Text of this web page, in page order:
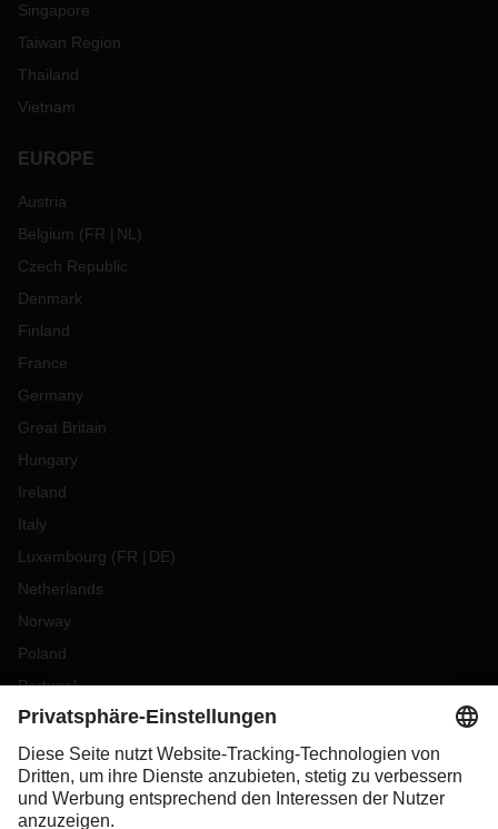
Singapore
Taiwan Region
Thailand
Vietnam
EUROPE
Austria
Belgium (FR NL )
Czech Republic
Denmark
Finland
France
Germany
Great Britain
Hungary
Ireland
Italy
Luxembourg (FR DE)
Netherlands
Norway
Poland
Portugal
Romania
Slovakia
Spain
Sweden